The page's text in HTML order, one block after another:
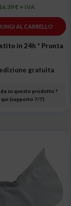
€ + IVA
AL CARRELLO
in 24h * Pronta
gratuita
su questo prodotto ?
qui (supporto 7/7)